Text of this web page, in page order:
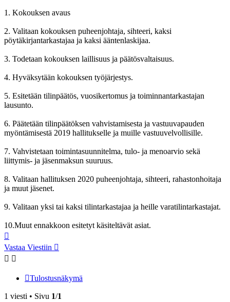
1. Kokouksen avaus
2. Valitaan kokouksen puheenjohtaja, sihteeri, kaksi
pöytäkirjantarkastajaa ja kaksi ääntenlaskijaa.
3. Todetaan kokouksen laillisuus ja päätösvaltaisuus.
4. Hyväksytään kokouksen työjärjestys.
5. Esitetään tilinpäätös, vuosikertomus ja toiminnantarkastajan
lausunto.
6. Päätetään tilinpäätöksen vahvistamisesta ja vastuuvapauden
myöntämisestä 2019 hallitukselle ja muille vastuuvelvollisille.
7. Vahvistetaan toimintasuunnitelma, tulo- ja menoarvio sekä
liittymis- ja jäsenmaksun suuruus.
8. Valitaan hallituksen 2020 puheenjohtaja, sihteeri, rahastonhoitaja
ja muut jäsenet.
9. Valitaan yksi tai kaksi tilintarkastajaa ja heille varatilintarkastajat.
10.Muut ennakkoon esitetyt käsiteltävät asiat.
Vastaa Viestiin
Tulostusnäkymä
1 viesti • Sivu 1/1